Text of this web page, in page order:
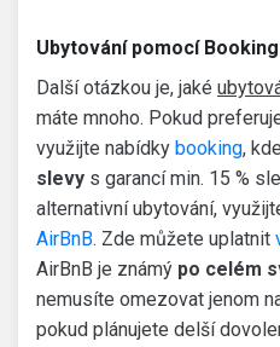
Ubytování pomocí
Další otázkou je, jaké
máte mnoho. Pokud
využijte nabídky booking,
slevy s garancí min. 15 %
alternativní ubytování,
AirBnB. Zde můžete uplatnit
AirBnB je známý po celém
nemusíte omezovat jenom
pokud plánujete delší